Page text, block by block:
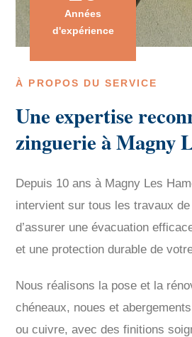
À PROPOS DU SERVICE
Une expertise
zinguerie à Magny
Depuis 10 ans à Magny Les
intervient sur tous les travaux
d’assurer une évacuation
et une protection durable de
Nous réalisons la pose et la
chéneaux, noues et
ou cuivre, avec des finitions
Années
d'expérience